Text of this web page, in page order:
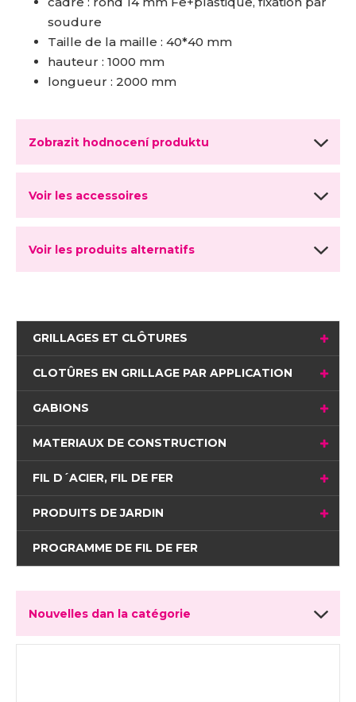
soudure
Taille de la maille : 40*40 mm
hauteur : 1000 mm
longueur : 2000 mm
Zobrazit hodnocení produktu
Voir les accessoires
Voir les produits alternatifs
GRILLAGES ET CLÔTURES
CLOTÛRES EN GRILLAGE PAR APPLICATION
GABIONS
MATERIAUX DE CONSTRUCTION
FIL D´ACIER, FIL DE FER
PRODUITS DE JARDIN
PROGRAMME DE FIL DE FER
Nouvelles dan la catégorie